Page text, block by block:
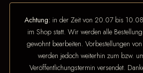
Achtung: in der Zeit von 20.07 bis
im Shop statt. Wir werden alle
gewohnt bearbeiten. Vorbestellungen
werden jedoch weiterhin zum bzw.
Veröffentlichungstermin versendet.